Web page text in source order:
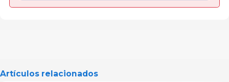
Artículos relacionados